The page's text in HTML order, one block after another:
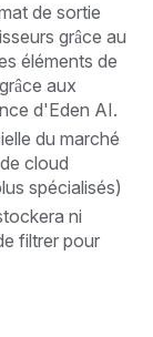
de sortie
grâce au
éléments de
aux
d'Eden AI.
du marché
cloud
spécialisés)
ni
filtrer pour